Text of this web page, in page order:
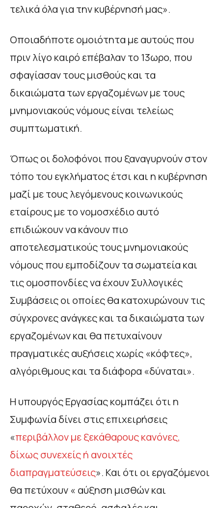
τελικά όλα για την κυβέρνησή μας».
Οποιαδήποτε ομοιότητα με αυτούς που
πριν λίγο καιρό επέβαλαν το 13ωρο, που
σφαγίασαν τους μισθούς και τα
δικαιώματα των εργαζομένων με τους
μνημονιακούς νόμους είναι τελείως
συμπτωματική.
Όπως οι δολοφόνοι που ξαναγυρνούν στον
τόπο του εγκλήματος έτσι και η κυβέρνηση
μαζί με τους λεγόμενους κοινωνικούς
εταίρους με το νομοσχέδιο αυτό
επιδιώκουν να κάνουν πιο
αποτελεσματικούς τους μνημονιακούς
νόμους που εμποδίζουν τα σωματεία και
τις ομοσπονδίες να έχουν Συλλογικές
Συμβάσεις οι οποίες θα κατοχυρώνουν τις
σύγχρονες ανάγκες και τα δικαιώματα των
εργαζομένων και θα πετυχαίνουν
πραγματικές αυξήσεις χωρίς «κόφτες»,
αλγόριθμους και τα διάφορα «δύναται».
Η υπουργός Εργασίας κομπάζει ότι η
Συμφωνία δίνει στις επιχειρήσεις
«περιβάλλον με ξεκάθαρους κανόνες,
δίχως συνεχείς ή ανοιχτές
διαπραγματεύσεις». Και ότι οι εργαζόμενοι
θα πετύχουν « αύξηση μισθών και